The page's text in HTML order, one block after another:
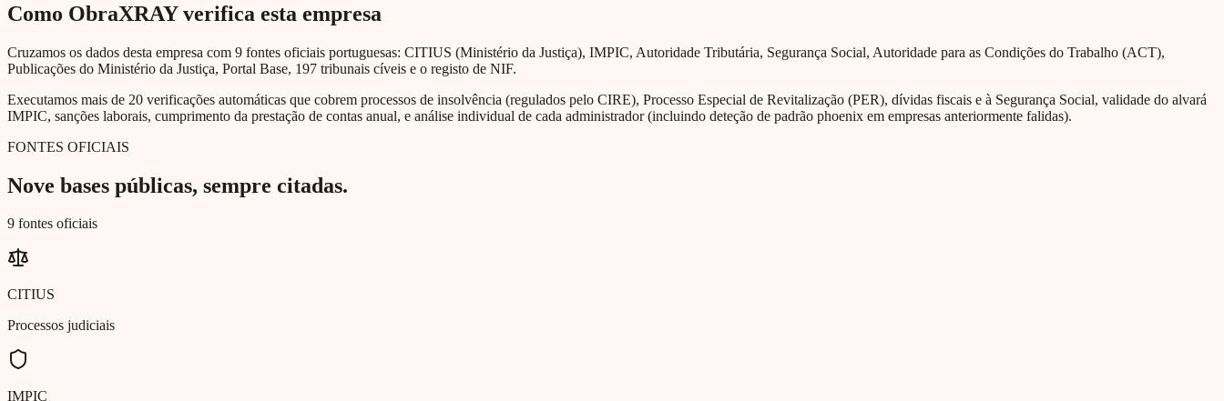
Como ObraXRAY verifica esta empresa
Cruzamos os dados desta empresa com 9 fontes oficiais portuguesas: CITIUS (Ministério da Justiça), IMPIC, Autoridade Tributária, Segurança Social, Autoridade para as Condições do Trabalho (ACT),
Publicações do Ministério da Justiça, Portal Base, 197 tribunais cíveis e o registo de NIF.
Executamos mais de 20 verificações automáticas que cobrem processos de insolvência (regulados pelo CIRE), Processo Especial de Revitalização (PER), dívidas fiscais e à Segurança Social, validade do alvará
IMPIC, sanções laborais, cumprimento da prestação de contas anual, e análise individual de cada administrador (incluindo deteção de padrão phoenix em empresas anteriormente falidas).
FONTES OFICIAIS
Nove bases públicas, sempre citadas.
9 fontes oficiais
CITIUS
Processos judiciais
IMPIC